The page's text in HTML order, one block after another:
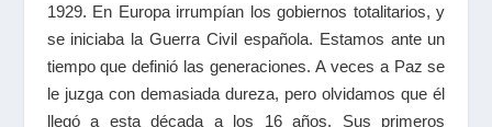
1929. En Europa irrumpían los gobiernos totalitarios, y
se iniciaba la Guerra Civil española. Estamos ante un
tiempo que definió las generaciones. A veces a Paz se
le juzga con demasiada dureza, pero olvidamos que él
llegó a esta década a los 16 años. Sus primeros